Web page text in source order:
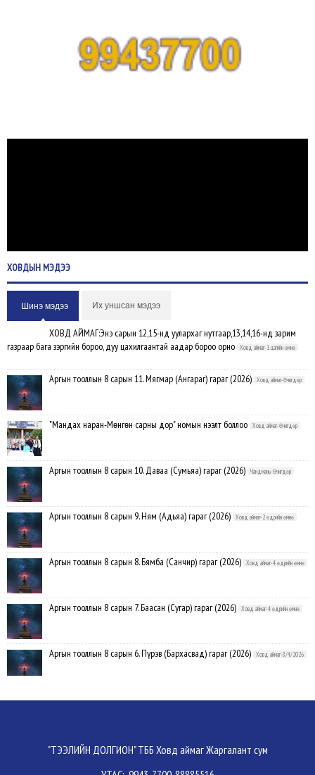
ХОВДЫНМЭДЭЭ
Шинэ мэдээ Их уншсан мэдээ
ХОВД АЙМАГ:Энэ сарын 12,15-нд уулархаг нутгаар,13,14,16-нд зарим
газраар бага зэргийн бороо, дуу цахилгаантай аадар бороо орно
Ховд аймаг-1 цагийн өмнө
Аргын тооллын 8 сарын 11. Мягмар (Ангараг) гараг (2026) Ховд аймаг-Өчигдөр
"Мандах наран-Мөнгөн сарны дор" номын нээлт боллоо Ховд аймаг-Өчигдөр
Аргын тооллын 8 сарын 10. Даваа (Сумьяа) гараг (2026) Чандмань-Өчигдөр
Аргын тооллын 8 сарын 9. Ням (Адьяа) гараг (2026) Ховд аймаг-2 өдрийн өмнө
Аргын тооллын 8 сарын 8. Бямба (Санчир) гараг (2026) Ховд аймаг-4 өдрийн өмнө
Аргын тооллын 8 сарын 7. Баасан (Сугар) гараг (2026) Ховд аймаг-4 өдрийн өмнө
Аргын тооллын 8 сарын 6. Пүрэв (Бархасвад) гараг (2026) Ховд аймаг-8/4/2026
Аргын тооллын 8 сарын 5. Лхагва (Буд) гараг (2026) Ховд аймаг-8/4/2026
Аргын тооллын 8 сарын 4. Мягмар (Ангараг) гараг (2026)
"ТЭЭЛИЙН ДОЛГИОН" ТББ Ховд аймаг Жаргалант сум